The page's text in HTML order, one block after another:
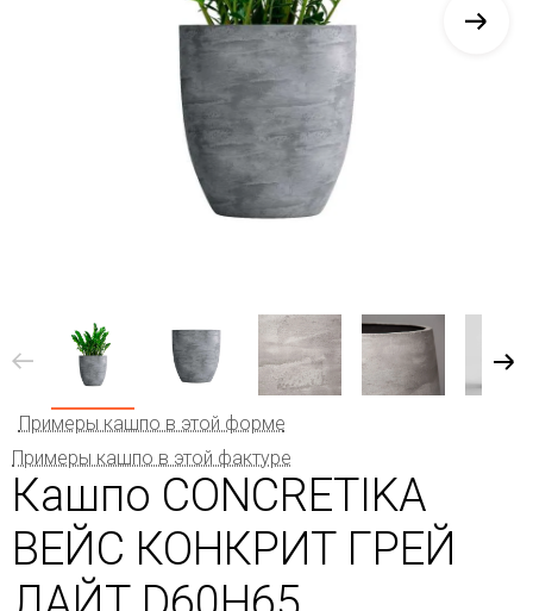
Примеры кашпо в этой форме
Примеры кашпо в этой фактуре
Кашпо CONCRETIKA
ВЕЙС КОНКРИТ ГРЕЙ